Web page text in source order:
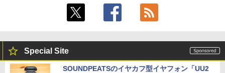
Special Site
SOUNDPEATSのイヤカフ型イヤフォン「UU2